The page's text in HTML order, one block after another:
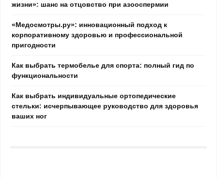
жизни»: шанс на отцовство при азооспермии
«Медосмотры.ру»: инновационный подход к
корпоративному здоровью и профессиональной
пригодности
Как выбрать термобелье для спорта: полный гид по
функциональности
Как выбрать индивидуальные ортопедические
стельки: исчерпывающее руководство для здоровья
ваших ног